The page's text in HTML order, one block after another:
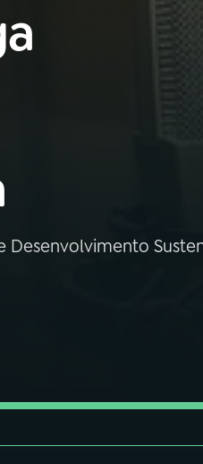
Desenvolvimento